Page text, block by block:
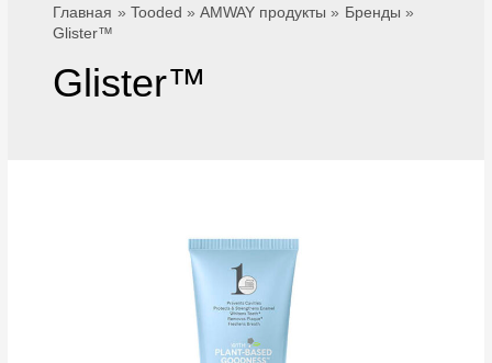
Главная Tooded AMWAY продукты
Бренды
Glister™
Glister™